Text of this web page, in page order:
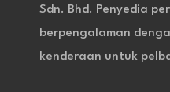
Sdn. Bhd. Penyedia
berpengalaman
kenderaan untuk